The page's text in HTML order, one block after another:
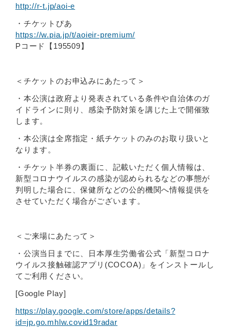
http://r-t.jp/aoi-e
・チケットぴあ
https://w.pia.jp/t/aoieir-premium/
Pコード【195509】
＜チケットのお申込みにあたって＞
・本公演は政府より発表されている条件や自治体のガ
イドラインに則り、感染予防対策を講じた上で開催致
します。
・本公演は全席指定・紙チケットのみのお取り扱いと
なります。
・チケット半券の裏面に、記載いただく個人情報は、
新型コロナウイルスの感染が認められるなどの事態が
判明した場合に、保健所などの公的機関へ情報提供を
させていただく場合がございます。
＜ご来場にあたって＞
・公演当日までに、日本厚生労働省公式「新型コロナ
ウイルス接触確認アプリ(COCOA)」をインストールし
てご利用ください。
[Google Play]
https://play.google.com/store/apps/details?
id=jp.go.mhlw.covid19radar